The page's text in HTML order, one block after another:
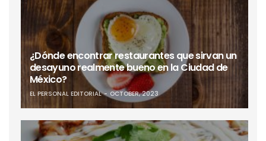
¿Dónde encontrar restaurantes que sirvan un
desayuno realmente bueno en la Ciudad de
México?
EL PERSONAL EDITORIAL OCTOBER, 2023